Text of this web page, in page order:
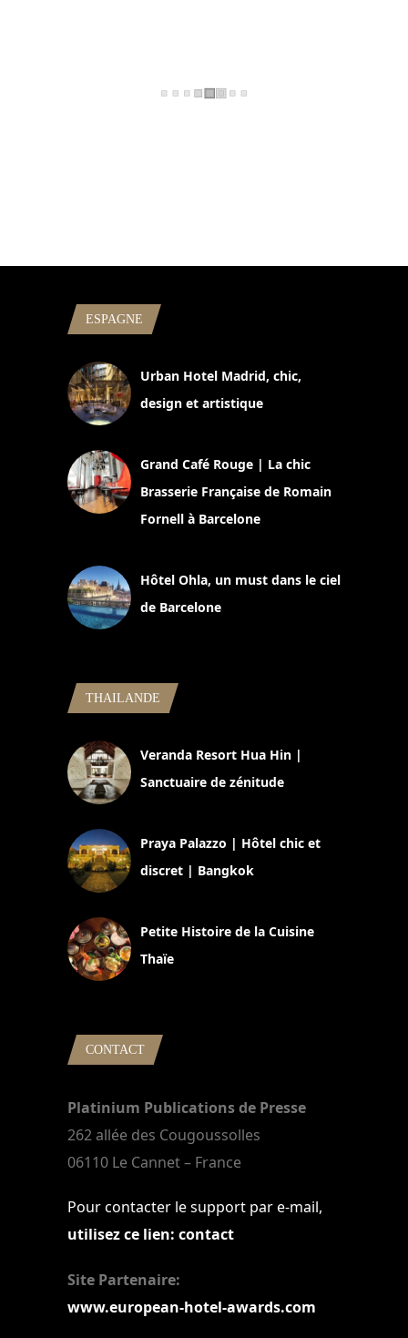
ESPAGNE
Urban Hotel Madrid, chic,
design et artistique
Grand Café Rouge | La chic
Brasserie Française de Romain
Fornell à Barcelone
Hôtel Ohla, un must dans le ciel
de Barcelone
THAILANDE
Veranda Resort Hua Hin |
Sanctuaire de zénitude
Praya Palazzo | Hôtel chic et
discret | Bangkok
Petite Histoire de la Cuisine
Thaïe
CONTACT
Platinium Publications de Presse
262 allée des Cougoussolles
06110 Le Cannet – France
Pour contacter le support par e-mail,
utilisez ce lien: contact
Site Partenaire:
www.european-hotel-awards.com